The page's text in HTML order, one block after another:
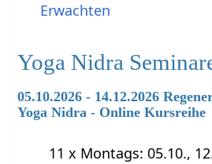
Erwachten
Yoga Nidra
05.10.2026 - 14.12.2026
Yoga Nidra - Online Kursreihe
11 x Montags: 05.10.,